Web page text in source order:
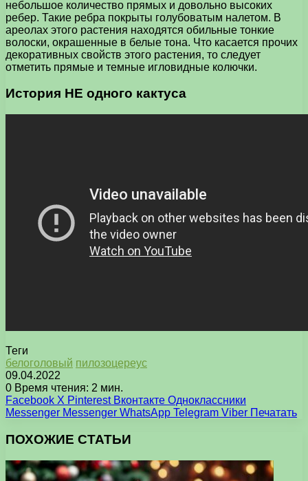
небольшое количество прямых и довольно высоких
ребер. Такие ребра покрыты голубоватым налетом. В
ареолах этого растения находятся обильные тонкие
волоски, окрашенные в белые тона. Что касается прочих
декоративных свойств этого растения, то следует
отметить прямые и темные игловидные колючки.
История НЕ одного кактуса
Теги
белоголовый пилозоцереус
09.04.2022
0 Время чтения: 2 мин.
Facebook X Pinterest Вконтакте Одноклассники
Messenger Messenger WhatsApp Telegram Viber Печатать
ПОХОЖИЕ СТАТЬИ